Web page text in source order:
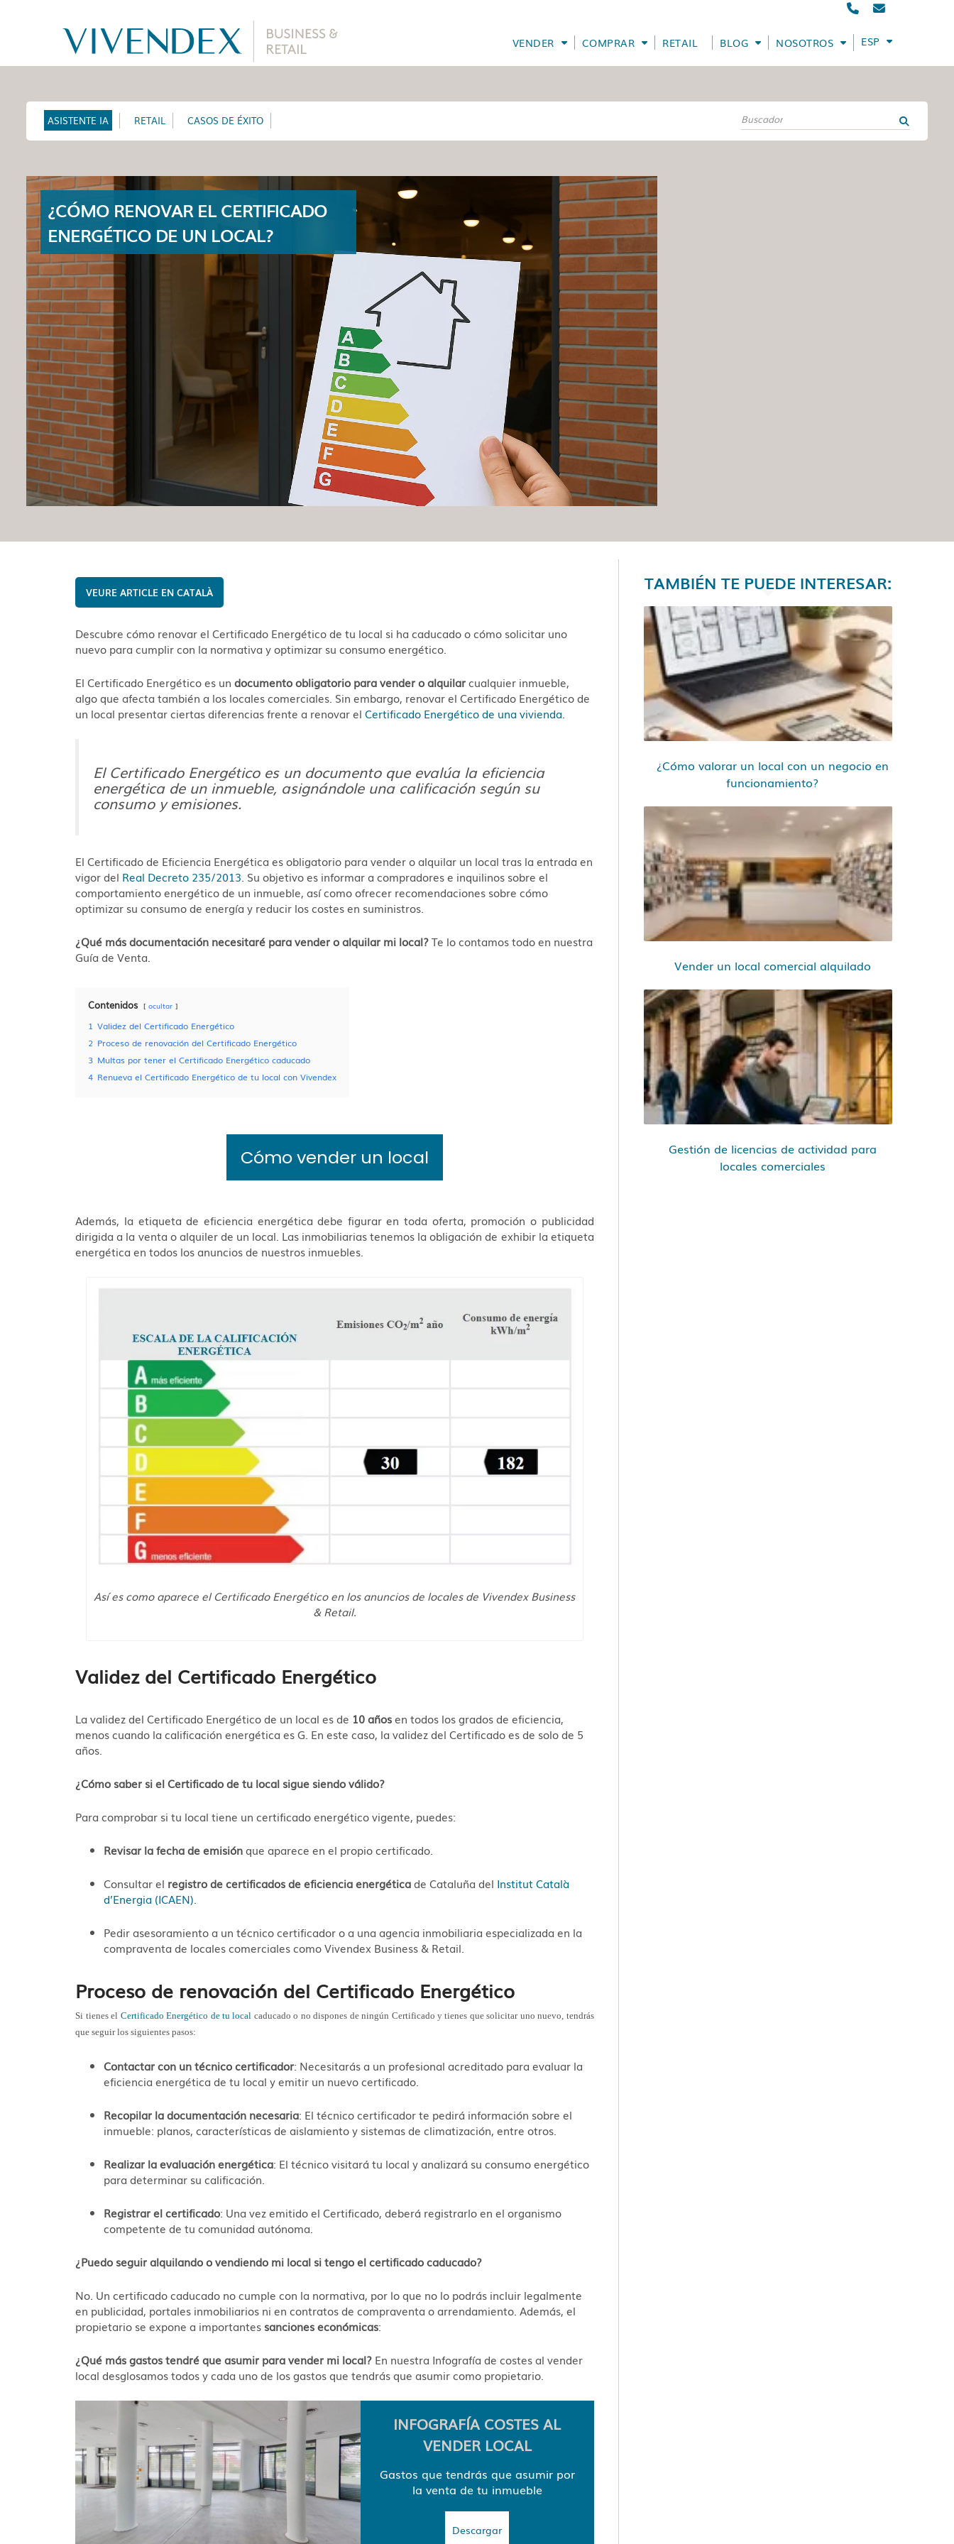
VENDER COMPRAR RETAIL BLOG NOSOTROS ESPAÑOL
ASISTENTE IA RETAIL CASOS DE ÉXITO
¿CÓMO RENOVAR EL CERTIFICADO
ENERGÉTICO DE UN LOCAL?
CATALÀ
Descubre cómo renovar el Certificado Energético de tu local si ha caducado o cómo solicitar uno
nuevo para cumplir con la normativa y optimizar su consumo energético.
El Certificado Energético es undocumento obligatorio para vender o alquilarcualquier inmueble,
algo que afecta también a los locales comerciales. Sin embargo, renovar el Certificado Energético de
un local presentar ciertas diferencias frente a renovar elCertificado Energético de una vivienda
El Certificado Energético es un documento que evalúa la eficiencia
energética de un inmueble, asignándole una calificación según su
consumo y emisiones.
El Certificado de Eficiencia Energética es obligatorio para vender o alquilar un local tras la entrada en
vigor del Real Decreto 235/2013 . Su objetivo es informar a compradores e inquilinos sobre el
comportamiento energético de un inmueble, así como ofrecer recomendaciones sobre cómo
optimizar su consumo de energía y reducir los costes en suministros.
¿Qué más documentación necesitaré para vender o alquilar mi local?Te lo contamos todo en nuestra
Guía de Venta.
Contenidos ocultar
1 Validez del Certificado Energético
2 Proceso de renovación del Certificado Energético
3 Multas por tener el Certificado Energético caducado
4 Renueva el Certificado Energético de tu local con Vivendex
Cómo vender un local
Además, la etiqueta de eficiencia energética debe figurar en toda oferta, promoción o publicidad
dirigida a la venta o alquiler de un local. Las inmobiliarias tenemos la obligación de exhibir la etiqueta
energética en todos los anuncios de nuestros inmuebles.
Así es como aparece el Certificado Energético en los anuncios de locales de Vivendex Business
& Retail.
Validez del Certificado Energético
La validez del Certificado Energético de un local es de 10 añosen todos los grados de eficiencia,
menos cuando la calificación energética es G. En este caso, la validez del Certificado es de solo de 5
años.
¿Cómo saber si el Certificado de tu local sigue siendo válido?
Para comprobar si tu local tiene un certificado energético vigente, puedes:
Revisar la fecha de emisiónque aparece en el propio certificado.
Consultar el registro de certificados de eficiencia energéticade Cataluña del Institut Català
d’Energia (ICAEN).
Pedir asesoramiento a un técnico certificador o a una agencia inmobiliaria especializada en la
compraventa de locales comerciales como Vivendex Business & Retail.
Proceso de renovación del Certificado Energético
Si tienes el Certificado Energético de tu local caducado o no dispones de ningún Certificado y tienes que solicitar uno nuevo, tendrás
que seguir los siguientes pasos:
Contactar con un técnico certificador: Necesitarás a un profesional acreditado para evaluar la
eficiencia energética de tu local y emitir un nuevo certificado.
Recopilar la documentación necesaria: El técnico certificador te pedirá información sobre el
inmueble: planos, características de aislamiento y sistemas de climatización, entre otros.
Realizar la evaluación energética: El técnico visitará tu local y analizará su consumo energético
para determinar su calificación.
Registrar el certificado: Una vez emitido el Certificado, deberá registrarlo en el organismo
competente de tu comunidad autónoma.
¿Puedo seguir alquilando o vendiendo mi local si tengo el certificado caducado?
No. Un certificado caducado no cumple con la normativa, por lo que no lo podrás incluir legalmente
en publicidad, portales inmobiliarios ni en contratos de compraventa o arrendamiento. Además, el
propietario se expone a importantes sanciones económicas:
¿Qué más gastos tendré que asumir para vender mi local? En nuestra Infografía de costes al vender
local desglosamos todos y cada uno de los gastos que tendrás que asumir como propietario.
INFOGRAFÍA COSTES AL
VENDER LOCAL
Gastos que tendrás que asumir por
la venta de tu inmueble
Descargar
TAMBIÉN TE PUEDE INTERESAR:
¿Cómo valorar un local con un negocio en
funcionamiento?
Vender un local comercial alquilado
Gestión de licencias de actividad para
locales comerciales